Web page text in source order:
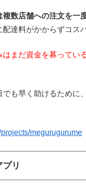
数店舗への注文を一
達料がかからずコス
はまだ資金を募ってい
でも早く助けるために
megurugurume
リ